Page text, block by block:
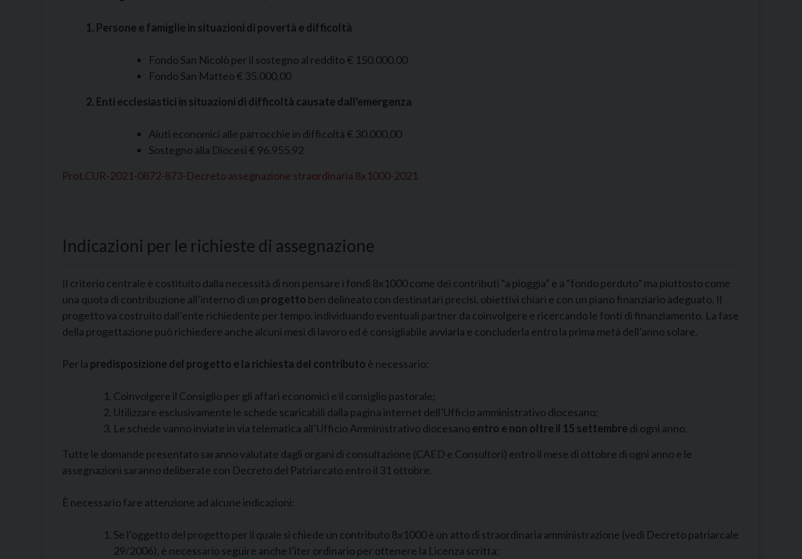
1. Persone e famiglie in situazioni di povertà e difficoltà
Fondo San Nicolò per il sostegno al reddito € 150.000,00
Fondo San Matteo € 35.000,00
2. Enti ecclesiastici in situazioni di difficoltà causate dall'emergenza
Aiuti economici alle parrocchie in difficoltà € 30.000,00
Sostegno alla Diocesi € 96.955,92
Prot.CUR-2021-0872-873-Decreto assegnazione straordinaria 8x1000-2021
Indicazioni per le richieste di assegnazione
Il criterio centrale è costituito dalla necessità di non pensare i fondi 8x1000 come dei contributi “a pioggia” e a “fondo perduto” ma piuttosto come
una quota di contribuzione all’interno di un progetto ben delineato con destinatari precisi, obiettivi chiari e con un piano finanziario adeguato. Il
progetto va costruito dall’ente richiedente per tempo, individuando eventuali partner da coinvolgere e ricercando le fonti di finanziamento. La fase
della progettazione può richiedere anche alcuni mesi di lavoro ed è consigliabile avviarla e concluderla entro la prima metà dell’anno solare.
Per la predisposizione del progetto e la richiesta del contributo è necessario:
Coinvolgere il Consiglio per gli affari economici e il consiglio pastorale;
Utilizzare esclusivamente le schede scaricabili dalla pagina internet dell’Ufficio amministrativo diocesano;
Le schede vanno inviate in via telematica all’Ufficio Amministrativo diocesano entro e non oltre il 15 settembre di ogni anno.
Tutte le domande presentato saranno valutate dagli organi di consultazione (CAED e Consultori) entro il mese di ottobre di ogni anno e le
assegnazioni saranno deliberate con Decreto del Patriarcato entro il 31 ottobre.
È necessario fare attenzione ad alcune indicazioni:
Se l’oggetto del progetto per il quale si chiede un contributo 8x1000 è un atto di straordinaria amministrazione (vedi Decreto patriarcale
29/2006), è necessario seguire anche l’iter ordinario per ottenere la Licenza scritta;